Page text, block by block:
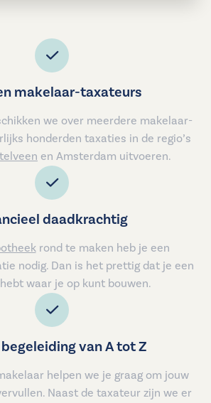
makelaar-taxateurs
we over meerdere makelaar-
honderden taxaties in de regio’s
en Amsterdam uitvoeren.
daadkrachtig
rond te maken heb je een
nodig. Dan is het prettig dat je een
waar je op kunt bouwen.
van A tot Z
helpen we je graag om jouw
Naast de taxateur zijn we er